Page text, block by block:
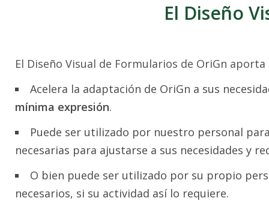
El Diseño
El Diseño Visual de Formularios de OriGn
Acelera la adaptación de OriGn a sus
mínima expresión.
Puede ser utilizado por nuestro personal
necesarias para ajustarse a sus necesidades y
O bien puede ser utilizado por su propio
necesarios, si su actividad así lo requiere.